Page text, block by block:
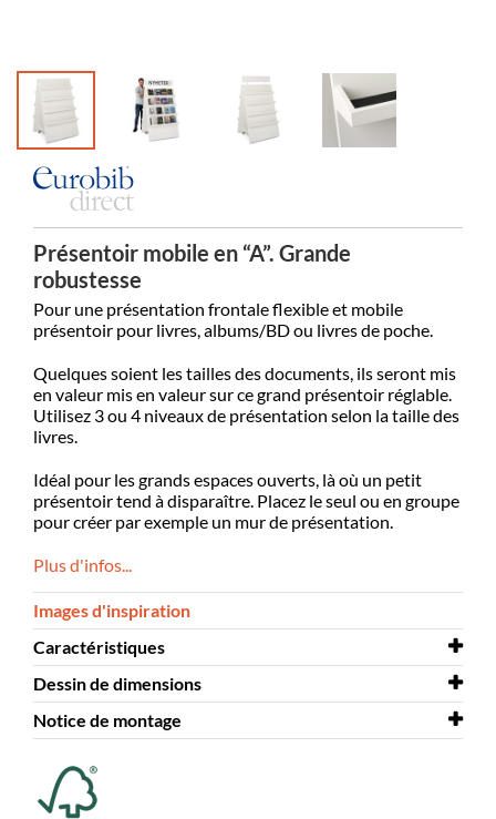
Présentoir mobile en “A”. Grande
robustesse
Pour une présentation frontale flexible et mobile
présentoir pour livres, albums/BD ou livres de poche.
Quelques soient les tailles des documents, ils seront mis
en valeur mis en valeur sur ce grand présentoir réglable.
Utilisez 3 ou 4 niveaux de présentation selon la taille des
livres.
Idéal pour les grands espaces ouverts, là où un petit
présentoir tend à disparaître. Placez le seul ou en groupe
pour créer par exemple un mur de présentation.
Plus d'infos...
Images d'inspiration
Caractéristiques
Largeur
Profondeur
Hauteur
Coloris
Dessin de dimensions
Dessin de dimensions Say « A »
Notice de montage
Notice de montage